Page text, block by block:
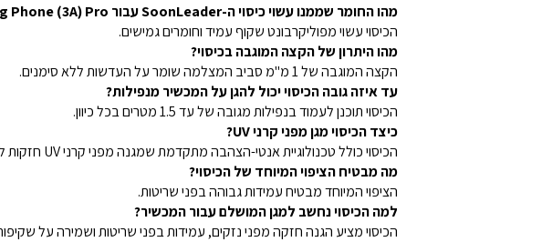
מהו החומר שממנו עשוי כיסוי ה-SoonLeader עבור Nothing Phone (3A) Pro?
הכיסוי עשוי מפוליקרבונט שקוף עמיד וחומרים גמישים.
מהו היתרון של הקצה המוגבה בכיסוי?
הקצה המוגבה של 1 מ"מ סביב המצלמה שומר על העדשות ללא סימנים.
עד איזה גובה הכיסוי יכול להגן על המכשיר מנפילות?
הכיסוי תוכנן לעמוד בנפילות מגובה של עד 1.5 מטרים בכל כיוון.
כיצד הכיסוי מגן מפני קרני UV?
הכיסוי כולל טכנולוגיית אנטי-הצהבה מתקדמת שמגנה מפני קרני UV חזקות לשמירה על שקיפות לאורך זמן.
מה מבטיח הציפוי המיוחד של הכיסוי?
הציפוי המיוחד מבטיח עמידות גבוהה בפני שריטות.
למה הכיסוי נחשב למגן המושלם עבור המכשיר?
הכיסוי מציע הגנה חזקה מפני נזקים, עמידות בפני שריטות ושמירה על